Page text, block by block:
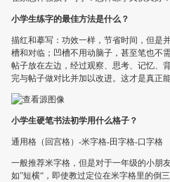
小学生练字的最佳方法是什么？
描红和摹写：功效一样，节省时间，但是
槽和对临；凹槽不用动脑子，甚至笔也不
帖子放在左边，经过观察、思考、记忆、
完与帖子做对比并加以改进。这才是真正
小学生硬笔书法初学用什么格子？
通用格（回宫格）-米字格-田字格-口字格
一般推荐米字格，但是对于一年级的小朋
如”短横“，即使教过定位在米字格里的倒